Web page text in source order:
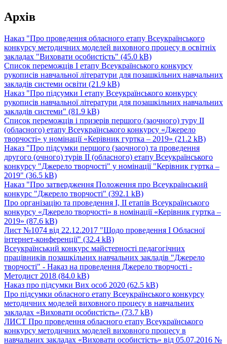
Архів
Наказ "Про проведення обласного етапу Всеукраїнського
конкурсу методичних моделей виховного процесу в освітніх
закладах "Виховати особистість" (45.0 kB)
Список переможців І етапу Всеукраїнського конкурсу
рукописів навчальної літератури для позашкільних навчальних
закладів системи освіти (21.9 kB)
Наказ "Про підсумки І етапу Всеукраїнського конкурсу
рукописів навчальної літератури для позашкільних навчальних
закладів системи" (81.9 kB)
Список переможців і призерів першого (заочного) туру ІІ
(обласного) етапу Всеукраїнського конкурсу «Джерело
творчості» у номінації «Керівник гуртка – 2019» (21.2 kB)
Наказ "Про підсумки першого (заочного) та проведення
другого (очного) турів ІІ (обласного) етапу Всеукраїнського
конкурсу "Джерело творчості" у номінації "Керівник гуртка –
2019" (36.5 kB)
Наказ "Про затвердження Положення про Всеукраїнський
конкурс "Джерело творчості" (392.1 kB)
Про організацію та проведення І, ІІ етапів Всеукраїнського
конкурсу «Джерело творчості» в номінації «Керівник гуртка –
2019» (87.6 kB)
Лист №1074 від 22.12.2017 "Щодо проведення І Обласної
інтернет-конференції" (32.4 kB)
Всеукраїнський конкурс майстерності педагогічних
працівників позашкільних навчальних закладів "Джерело
творчості" - Наказ на проведення Джерело творчості -
Методист 2018 (84.0 kB)
Наказ про підсумки Вих особ 2020 (62.5 kB)
Про підсумки обласного етапу Всеукраїнського конкурсу
методичних моделей виховного процесу в навчальних
закладах «Виховати особистість» (73.7 kB)
ЛИСТ Про проведення обласного етапу Всеукраїнського
конкурсу методичних моделей виховного процесу в
навчальних закладах «Виховати особистість» від 05.07.2016 №